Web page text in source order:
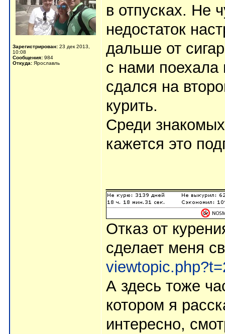
Зарегистрирован: 23 дек 2013,
10:08
Сообщения: 984
Откуда: Ярославль
в отпусках. Не
недостаток
дальше от
с нами
сдался на
курить.
Среди
кажется это
Отказ от
сделает меня
А здесь тоже
котором я
интересно,